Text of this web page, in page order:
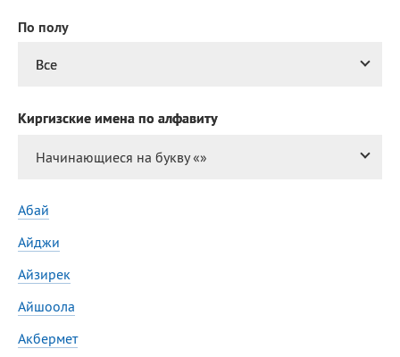
По полу
Все
Киргизские имена по алфавиту
Начинающиеся на букву «»
Абай
Айджи
Айзирек
Айшоола
Акбермет
происхождение